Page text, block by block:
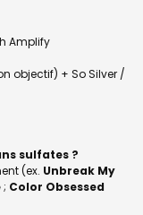
Amplify
objectif) + So Silver /
sulfates ?
(ex. Unbreak My
; Color Obsessed